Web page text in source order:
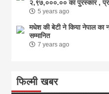
२,९७,०००.०० का पुरस्कार ,
5 years ago
मधेश की बेटी ने किया नेपाल का
सम्मानित
7 years ago
फिल्मी खबर